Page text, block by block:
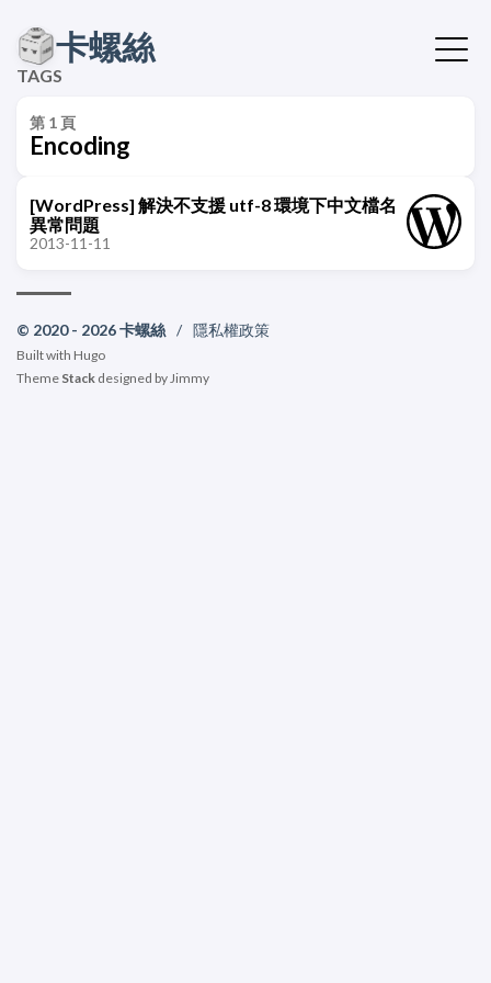
卡螺絲
TAGS
第 1 頁
Encoding
[WordPress] 解決不支援 utf-8 環境下中文檔名
異常問題
2013-11-11
© 2020 - 2026 卡螺絲 / 隱私權政策
Built with Hugo
Theme Stack designed byJimmy